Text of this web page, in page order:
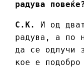
радува
С.К.
И од
радува, а по
да се одлучи
кое е